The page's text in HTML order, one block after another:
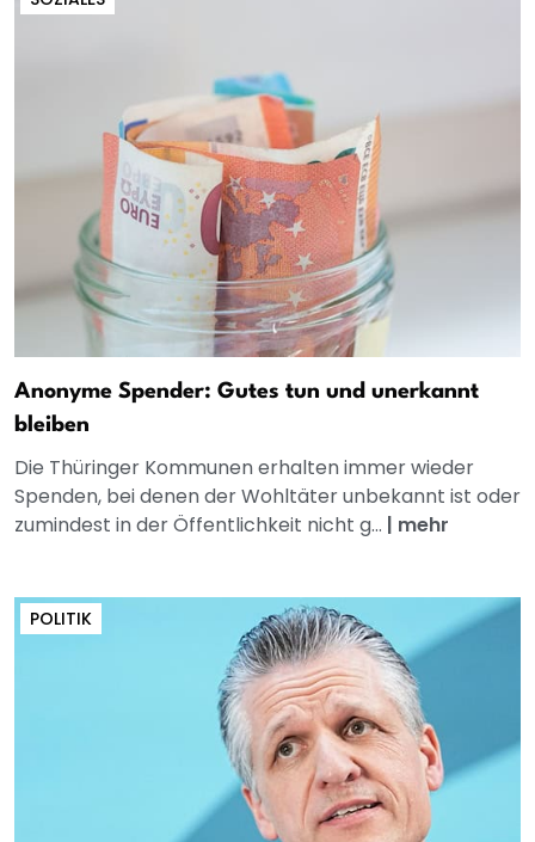
Anonyme Spender: Gutes tun und unerkannt
bleiben
Die Thüringer Kommunen erhalten immer wieder
Spenden, bei denen der Wohltäter unbekannt ist oder
zumindest in der Öffentlichkeit nicht g... | mehr
POLITIK